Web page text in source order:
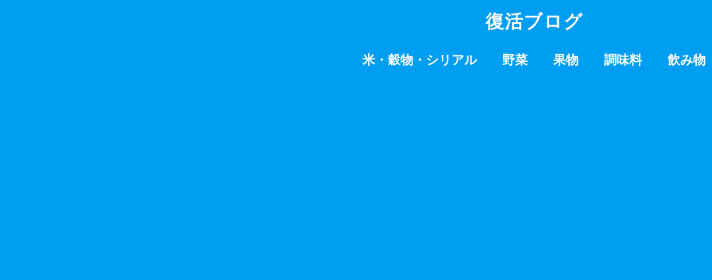
復活ブログ
米・穀物・シリアル 野菜 果物 調味料 飲み物